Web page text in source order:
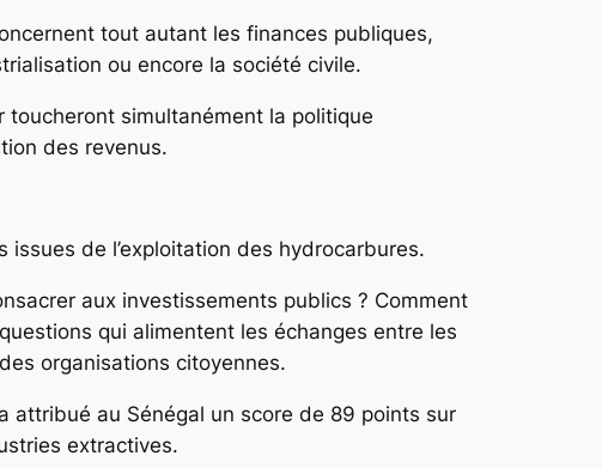
tout autant les finances publiques,
ou encore la société civile.
toucheront simultanément la politique
des revenus.
de l’exploitation des hydrocarbures.
aux investissements publics ? Comment
qui alimentent les échanges entre les
organisations citoyennes.
attribué au Sénégal un score de 89 points sur
extractives.